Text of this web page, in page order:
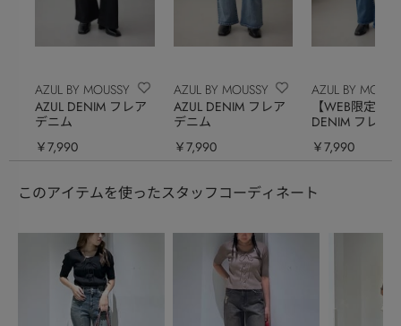
AZUL BY MOUSSY
AZUL DENIM フレア
デニム
￥7,990
AZUL BY MOUSSY
AZUL DENIM フレア
デニム
￥7,990
AZUL BY
【WEB限定】
DENIM フレア
￥7,990
このアイテムを使ったスタッフコーディネート